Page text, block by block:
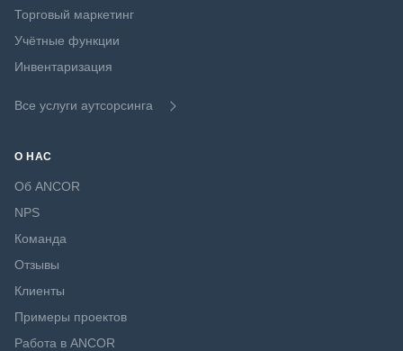
Торговый маркетинг
Учётные функции
Инвентаризация
Все услуги аутсорсинга
О НАС
Об ANCOR
NPS
Команда
Отзывы
Клиенты
Примеры проектов
Работа в ANCOR